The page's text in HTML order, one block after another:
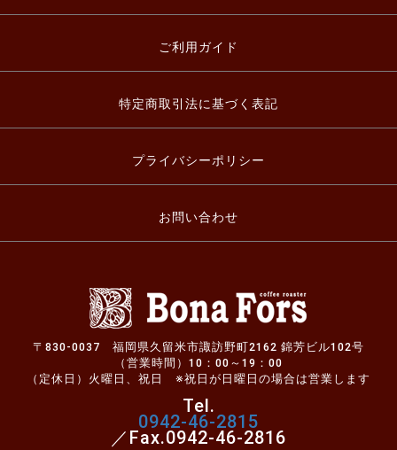
ご利用ガイド
特定商取引法に基づく表記
プライバシーポリシー
お問い合わせ
〒830-0037 福岡県久留米市諏訪野町2162 錦芳ビル102号
（営業時間）10：00～19：00
（定休日）火曜日、祝日 ※祝日が日曜日の場合は営業します
Tel.
0942-46-2815
／Fax.0942-46-2816